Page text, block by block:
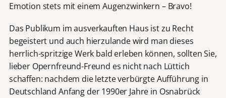
Emotion stets mit einem Augenzwinkern – Bravo!
Das Publikum im ausverkauften Haus ist zu Recht
begeistert und auch hierzulande wird man dieses
herrlich-spritzige Werk bald erleben können, sollten Sie,
lieber Opernfreund-Freund es nicht nach Lüttich
schaffen: nachdem die letzte verbürgte Aufführung in
Deutschland Anfang der 1990er Jahre in Osnabrück